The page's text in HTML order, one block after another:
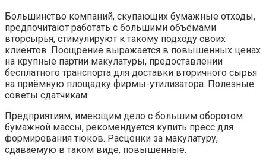
Большинство компаний, скупающих бумажные отходы,
предпочитают работать с большими объёмами
вторсырья, стимулируют к такому подходу своих
клиентов. Поощрение выражается в повышенных ценах
на крупные партии макулатуры, предоставлении
бесплатного транспорта для доставки вторичного сырья
на приёмную площадку фирмы-утилизатора. Полезные
советы сдатчикам:
Предприятиям, имеющим дело с большим оборотом
бумажной массы, рекомендуется купить пресс для
формирования тюков. Расценки за макулатуру,
сдаваемую в таком виде, повышенные.